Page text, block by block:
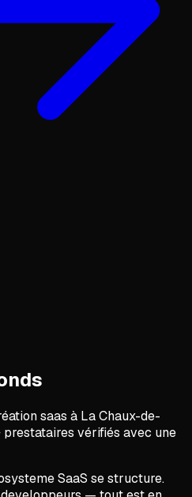
saas à La Chaux-de-
prestataires vérifiés avec une
SaaS se structure.